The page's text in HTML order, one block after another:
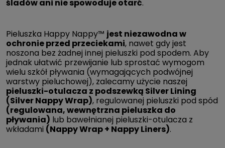
śladów ani nie spowoduje otarć.
Pieluszka Happy Nappy™ jest niezawodna w
ochronie przed przeciekami, nawet gdy jest
noszona bez żadnej innej pieluszki pod spodem. Aby
jednak ułatwić przewijanie lub sprostać wymogom
wielu szkół pływania (wymagających podwójnej
warstwy pieluchowej), zalecamy użycie naszej
pieluszki-otulacza z podszewką Silver Lining
(Silver Nappy Wrap), regulowanej pieluszki pod spód
(regulowana, wewnętrzna pieluszka do
pływania) lub bawełnianej pieluszki-otulacza z
wkładami (Nappy Wrap + Nappy Liners).